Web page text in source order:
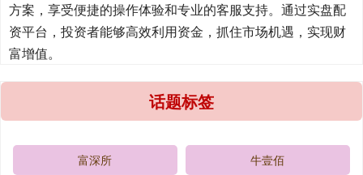
方案，享受便捷的操作体验和专业的客服支持。通过实盘配
资平台，投资者能够高效利用资金，抓住市场机遇，实现财
富增值。
话题标签
富深所 牛壹佰